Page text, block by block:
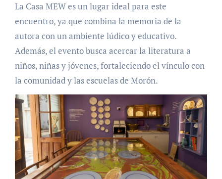
La Casa MEW es un lugar ideal para este
encuentro, ya que combina la memoria de la
autora con un ambiente lúdico y educativo.
Además, el evento busca acercar la literatura a
niños, niñas y jóvenes, fortaleciendo el vínculo con
la comunidad y las escuelas de Morón.